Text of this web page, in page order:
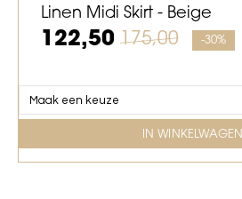
IN WINKELWAGEN
Linen Midi Skirt - Beige
122,50 175,00 -30%